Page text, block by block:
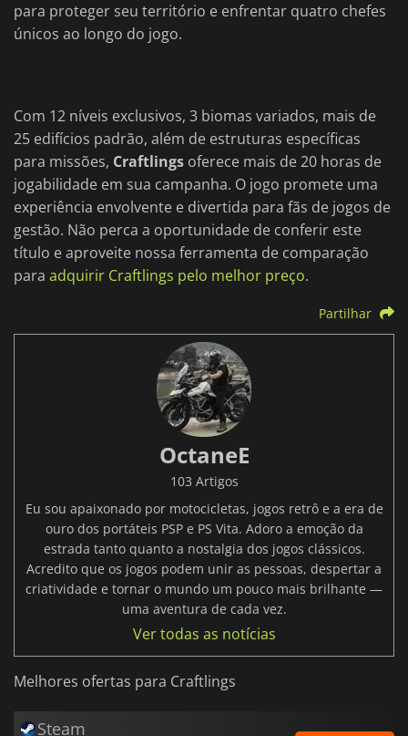
para proteger seu território e enfrentar quatro chefes
únicos ao longo do jogo.
Com 12 níveis exclusivos, 3 biomas variados, mais de
25 edifícios padrão, além de estruturas específicas
para missões, Craftlings oferece mais de 20 horas de
jogabilidade em sua campanha. O jogo promete uma
experiência envolvente e divertida para fãs de jogos de
gestão. Não perca a oportunidade de conferir este
título e aproveite nossa ferramenta de comparação
para adquirir Craftlings pelo melhor preço.
Partilhar
OctaneE
103 Artigos
Eu sou apaixonado por motocicletas, jogos retrô e a era de
ouro dos portáteis PSP e PS Vita. Adoro a emoção da
estrada tanto quanto a nostalgia dos jogos clássicos.
Acredito que os jogos podem unir as pessoas, despertar a
criatividade e tornar o mundo um pouco mais brilhante —
uma aventura de cada vez.
Ver todas as notícias
Melhores ofertas para Craftlings
Steam